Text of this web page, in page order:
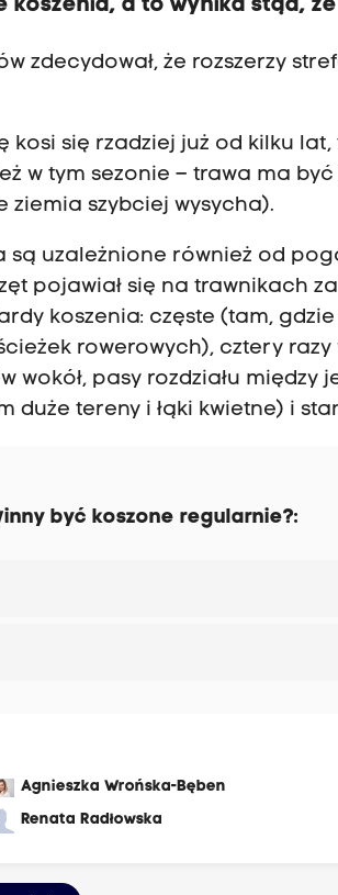
koszenia, a to wynika stąd,
zdecydował, że rozszerzy
kosi się rzadziej już od kilku
w tym sezonie – trawa ma
ziemia szybciej wysycha).
są uzależnione również od
pojawiał się na trawnikach
koszenia: częste (tam,
rowerowych), cztery
wokół, pasy rozdziału
duże tereny i łąki kwietne) i
być koszone regularnie?:
Agnieszka Wrońska-Bęben
Renata Radłowska